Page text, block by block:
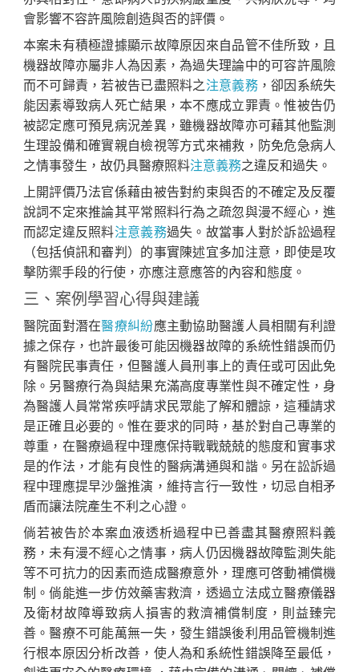
會影響不容許風險創造與否的評價。
本案未有積極證據顯示故障原因來自品管不佳所致，且
機器故障亦屬非人為因素，為過失理論中的可容許風險
而不可歸責，若被告已盡照料之注意義務，卻因系統失
能因素導致病人死亡結果，本不應成立罪責。惟被告仍
被認定應可預見病況差異，雖機器故障亦可藉其他監測
生理設備和確實親自檢視等方式來補救，防免危急病人
之情事發生，故仍具醫療照料注意義務之違反和過失。
上開評價乃法官係藉由被告對約束與否的不確定及反覆
說詞不定來推論其平常照料行為之疏忽與漫不經心，進
而認定違反照料注意義務過失。故當事人對於訴訟過程
（包括偵訊和審判）的事實陳述宜多加注意，即使是攻
擊防禦手段的行使，亦應注意應答的內容和態度。
三、案例學習心得與建議
醫院面對潛在醫療糾紛應主動協助醫護人員相關有利證
據之保存，也許最後可能因機器故障的系統性錯誤而仍
有醫院民事責任，但醫護人員刑事上的責任或可因此免
除。另醫療行為與結果充滿高度專業性與不確定性，身
為醫護人員常常疾呼請求民眾能了解和體諒，這種請求
是正確且必要的。惟在要求的同時，基於對自己專業的
尊重，在醫療過程中理應保持戰戰兢兢的態度和實事求
是的作法，才能有良性的醫病溝通與和諧。另在訟訴過
程中理應提早沙盤推演，維持言行一致性，切忌自相矛
盾而讓法院產生不利之心證。
倘若被告於本案血液透析過程中已善盡其醫療照料義
務，未有漫不經心之情事，病人仍因機器故障監測失能
等不可抗力的因素而造成醫療意外，理應可啓動補償機
制。倘能進一步仿效藥害救濟，透過立法成立醫療儀器
及衛材故障導致病人損害的救濟補償制度，則益臻完
善。醫療不可能萬無一失，發生錯誤後利用品管機制進
行根本原因分析改善，使人為和系統性錯誤降至最低，